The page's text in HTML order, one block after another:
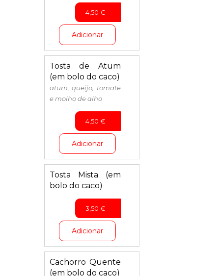
4,50 €
Adicionar
Tosta de Atum
(em bolo do caco)
atum, queijo, tomate
e molho de alho
4,50 €
Adicionar
Tosta Mista (em
bolo do caco)
3,50 €
Adicionar
Cachorro Quente
(em bolo do caco)